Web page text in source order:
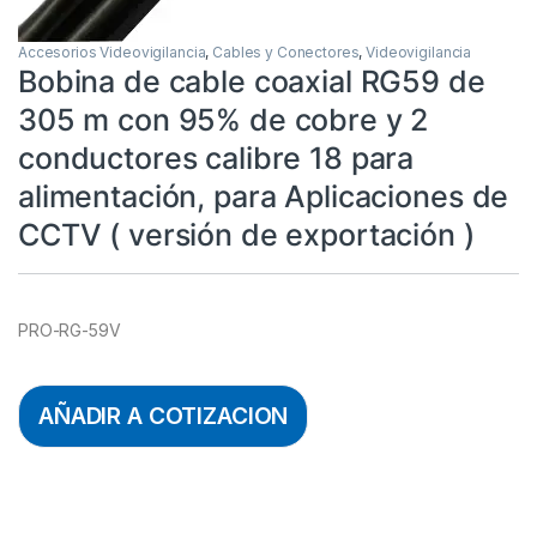
Accesorios Videovigilancia, Cables y Conectores,Videovigilancia
Bobina de cable coaxial RG59 de
305 m con 95% de cobre y 2
conductores calibre 18 para
alimentación, para Aplicaciones de
CCTV ( versión de exportación )
PRO-RG-59V
AÑADIR A COTIZACION